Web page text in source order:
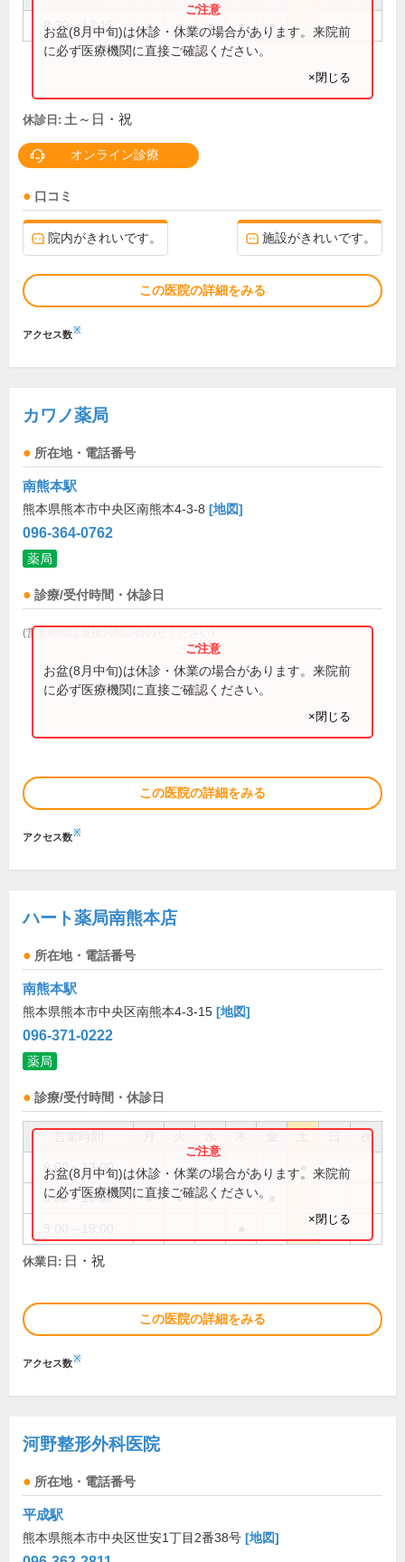
8:30～17:15 ● ● ● ● ●
お盆(8月中旬)は休診・休業の場合があります。来院前
に必ず医療機関に直接ご確認ください。
×閉じる
休診日: 土～日・祝
オンライン診療
口コミ
院内がきれいです。 施設がきれいです。
この医院の詳細をみる
アクセス数※
カワノ薬局
所在地・電話番号
南熊本駅
熊本県熊本市中央区南熊本4-3-8 [地図]
096-364-0762
薬局
診療/受付時間・休診日
(営業時間は直接お問い合わせください)
お盆(8月中旬)は休診・休業の場合があります。来院前
に必ず医療機関に直接ご確認ください。
×閉じる
この医院の詳細をみる
アクセス数※
ハート薬局南熊本店
所在地・電話番号
南熊本駅
熊本県熊本市中央区南熊本4-3-15 [地図]
096-371-0222
薬局
診療/受付時間・休診日
祝
9:00～13:00
9:00～18:00 ● ● ●
お盆(8月中旬)は休診・休業の場合があります。来院前
に必ず医療機関に直接ご確認ください。
×閉じる
休業日: 日・祝
この医院の詳細をみる
アクセス数※
河野整形外科医院
所在地・電話番号
平成駅
熊本県熊本市中央区世安1丁目2番38号 [地図]